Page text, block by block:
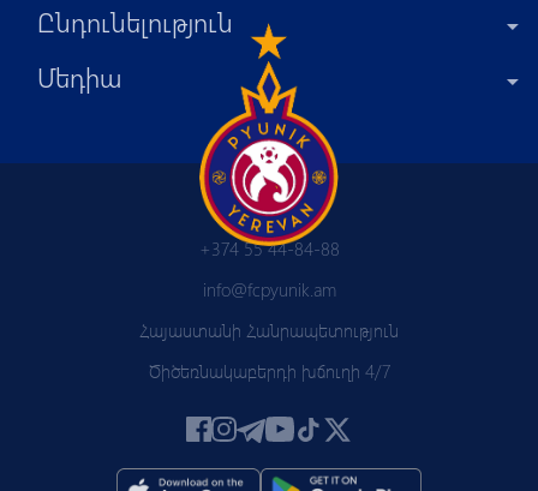
Ընդունելություն
Մեդիա
+374 55 44-84-88
info@fcpyunik.am
Հայաստանի Հանրապետություն
Ծիծեռնակաբերդի խճուղի 4/7